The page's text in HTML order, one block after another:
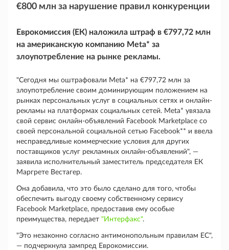
€800 млн за нарушение правил конкуренции
Еврокомиссия (ЕК) наложила штраф в €797,72 млн
на американскую компанию Meta* за
злоупотребление на рынке рекламы.
"Сегодня мы оштрафовали Meta* на €797,72 млн за
злоупотребление своим доминирующим положением на
рынках персональных услуг в социальных сетях и онлайн-
рекламы на платформах социальных сетей. Meta* увязала
свой сервис онлайн-объявлений Facebook Marketplace со
своей персональной социальной сетью Facebook** и ввела
несправедливые коммерческие условия для других
поставщиков услуг рекламных онлайн-объявлений", —
заявила исполнительный заместитель председателя ЕК
Маргрете Вестагер.
Она добавила, что это было сделано для того, чтобы
обеспечить выгоду своему собственному сервису
Facebook Marketplace, предоставив ему особые
преимущества, передает "Интерфакс".
"Это незаконно согласно антимонопольным правилам ЕС",
— подчеркнула зампред Еврокомиссии.